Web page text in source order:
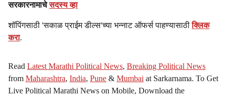
सरकारनामाचेसदस्य व्हा
शॉपिंगसाठी 'सकाळ प्राईम डील्स'च्या भन्नाट ऑफर्स पाहण्यासाठीक्लिक
करा.
Read Latest Marathi Political News, Breaking Political News
from Maharashtra, India, Pune & Mumbai at Sarkarnama. To Get
Live Political Marathi News on Mobile, Download the